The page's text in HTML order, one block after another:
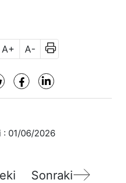
A+ A-
: 01/06/2026
Sonraki